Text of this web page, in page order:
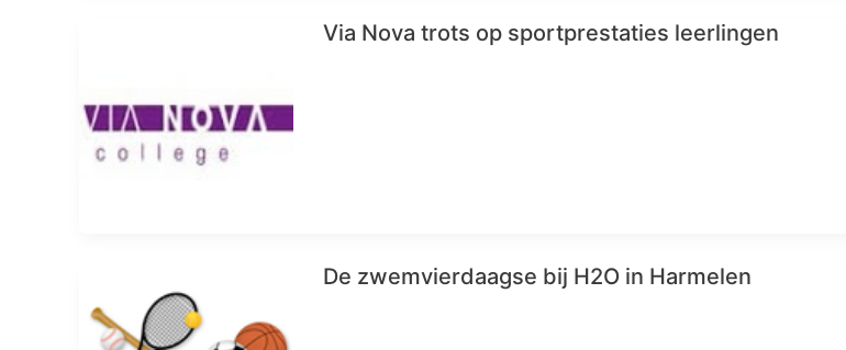
Via Nova trots op sportprestaties leerlingen
De zwemvierdaagse bij H2O in Harmelen